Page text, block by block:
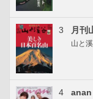
3 月刊
山と
4
anan